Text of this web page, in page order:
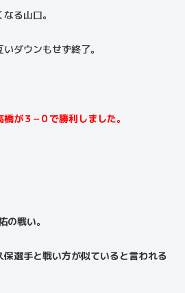
る山口。
ダウンもせず終了。
が３−０で勝利しました。
の戦い。
選手と戦い方が似ていると言われる